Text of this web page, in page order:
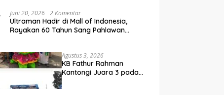
Juni 20, 2026 2 Komentar
Ultraman Hadir di Mall of Indonesia,
Rayakan 60 Tahun Sang Pahlawan
Agustus 3, 2026
KB Fathur Rahman
Kantongi Juara 3 pada